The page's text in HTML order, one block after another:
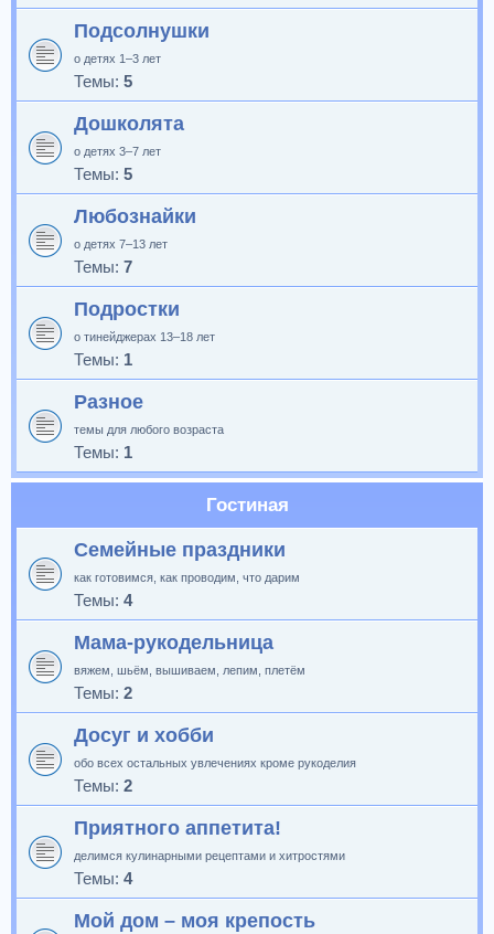
Подсолнушки
о детях 1–3 лет
Темы: 5
Дошколята
о детях 3–7 лет
Темы: 5
Любознайки
о детях 7–13 лет
Темы: 7
Подростки
о тинейджерах 13–18 лет
Темы: 1
Разное
темы для любого возраста
Темы: 1
Гостиная
Семейные праздники
как готовимся, как проводим, что дарим
Темы: 4
Мама-рукодельница
вяжем, шьём, вышиваем, лепим, плетём
Темы: 2
Досуг и хобби
обо всех остальных увлечениях кроме рукоделия
Темы: 2
Приятного аппетита!
делимся кулинарными рецептами и хитростями
Темы: 4
Мой дом – моя крепость